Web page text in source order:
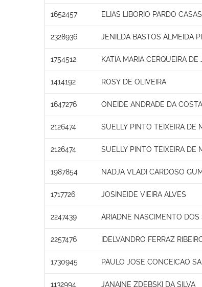
1652457 ELIAS LIBORIO PARDO
2328936 JENILDA BASTOS ALMEIDA
1754512 KATIA MARIA CERQUEIRA DE
1414192 ROSY DE OLIVEIRA
1647276 ONEIDE ANDRADE DA COSTA
2126474 SUELLY PINTO TEIXEIRA DE
2126474 SUELLY PINTO TEIXEIRA DE
1987854 NADJA VLADI CARDOSO
1717726 JOSINEIDE VIEIRA ALVES
2247439 ARIADNE NASCIMENTO DOS
2257476 IDELVANDRO FERRAZ
1730945 PAULO JOSE CONCEICAO
1132994 JANAINE ZDEBSKI DA SILVA